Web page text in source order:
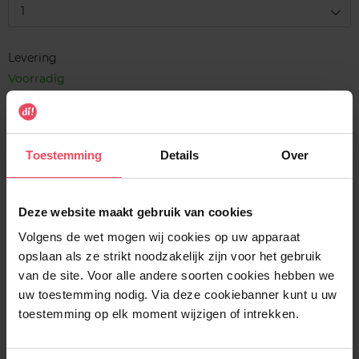
Toestemming Details Over
Deze website maakt gebruik van cookies
Volgens de wet mogen wij cookies op uw apparaat
opslaan als ze strikt noodzakelijk zijn voor het gebruik
van de site. Voor alle andere soorten cookies hebben we
uw toestemming nodig. Via deze cookiebanner kunt u uw
toestemming op elk moment wijzigen of intrekken.
1
Levering
Voorradig
Gratis levering bij aankoop van min. 35€.
Gratis retour in je winkelpunt
Verzending binnen 24u
Beschrijving